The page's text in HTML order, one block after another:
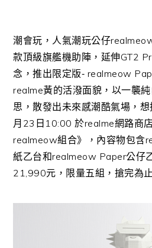
潮會玩，人氣潮玩公仔
款頂級旗艦機助陣，延伸GT2
念，推出限定版‐ realmeow
realme黃的活潑面貌， 以一襲
思，散發出未來感潮酷氣場， 想
月 23 日 10:00於realme網路商
realmeow組合》，內容物包含
紙乙台和realmeow Paper公仔
21,990元，限量五組， 搶完為